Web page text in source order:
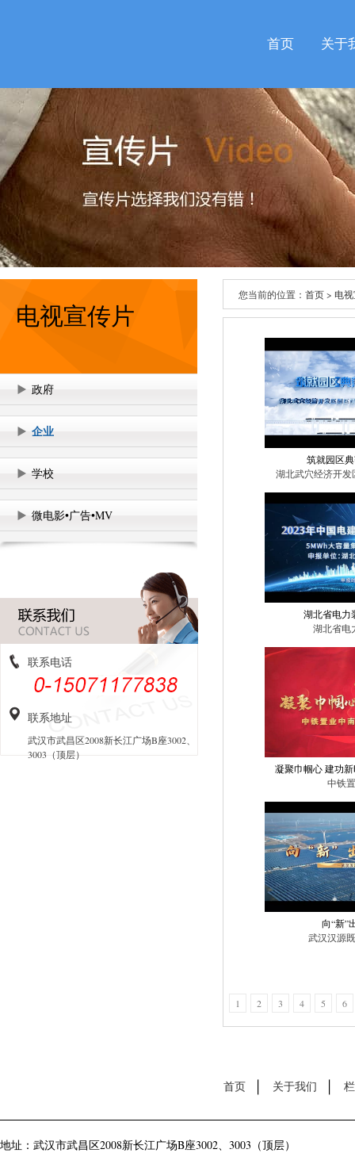
首页 关于
电视宣传片
政府
企业
学校
微电影•广告•MV
联系电话
联系地址
武汉市武昌区2008新长江广场B座3002、
3003（顶层）
您当前的位置： 首页> 电
筑就园区
湖北武穴经济开
湖北省电力
湖北省电
凝聚巾帼心 建功
中铁
向“新”
武汉汉源
1 2 3 4 5 6
首页 关于我们
地址：武汉市武昌区2008新长江广场B座3002、3003（顶层）